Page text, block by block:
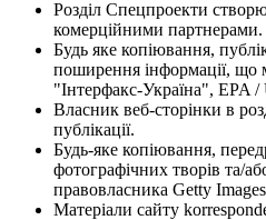
Розділ Спецпроекти
комерційними партнерами.
Будь яке копіювання,
поширення інформації, що
"Інтерфакс-Україна", EPA /
Власник веб-сторінки в
публікації.
Будь-яке копіювання,
фотографічних творів та/
правовласника Getty
Матеріали сайту